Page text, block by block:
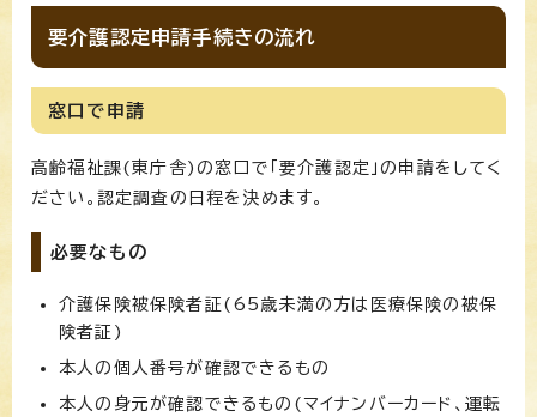
要介護認定申請手続きの流れ
窓口で申請
高齢福祉課(東庁舎)の窓口で「要介護認定」の申請をしてく
ださい。認定調査の日程を決めます。
必要なもの
介護保険被保険者証(65歳未満の方は医療保険の被保
険者証)
本人の個人番号が確認できるもの
本人の身元が確認できるもの(マイナンバーカード、運転